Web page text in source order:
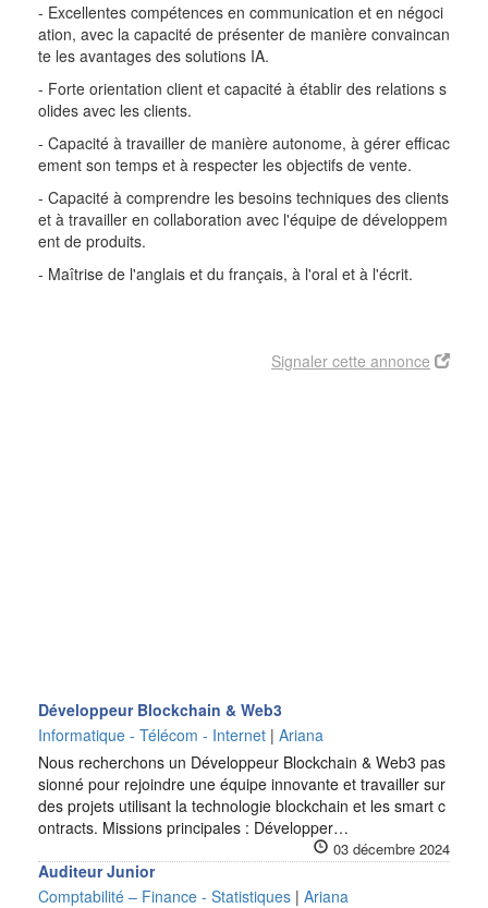
- Excellentes compétences en communication et en négoci
ation, avec la capacité de présenter de manière convaincan
te les avantages des solutions IA.
- Forte orientation client et capacité à établir des relations s
olides avec les clients.
- Capacité à travailler de manière autonome, à gérer efficac
ement son temps et à respecter les objectifs de vente.
- Capacité à comprendre les besoins techniques des clients
et à travailler en collaboration avec l'équipe de développem
ent de produits.
- Maîtrise de l'anglais et du français, à l'oral et à l'écrit.
Signaler cette annonce
Développeur Blockchain & Web3
Informatique - Télécom - Internet | Ariana
Nous recherchons un Développeur Blockchain & Web3 pas
sionné pour rejoindre une équipe innovante et travailler sur
des projets utilisant la technologie blockchain et les smart c
ontracts. Missions principales : Développer…
03 décembre 2024
Auditeur Junior
Comptabilité – Finance - Statistiques | Ariana